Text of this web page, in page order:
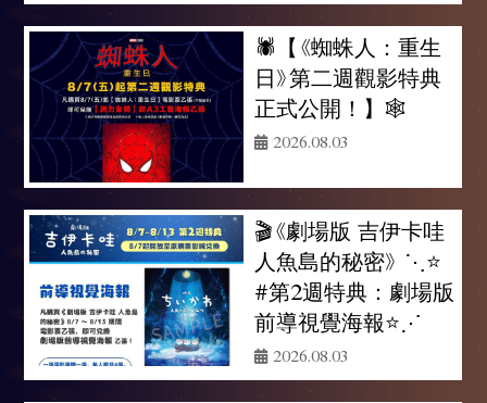
🕷️【《蜘蛛人：重生
日》第二週觀影特典
正式公開！】🕸️
2026.08.03
🎬《劇場版 吉伊卡哇
人魚島的秘密》 ⋱⭐
#第2週特典：劇場版
前導視覺海報⭐⋰
2026.08.03